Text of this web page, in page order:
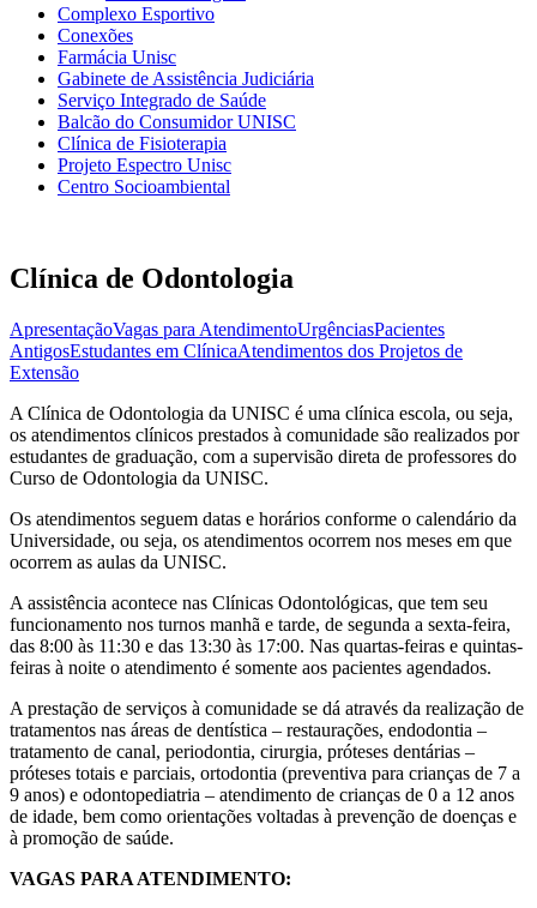
Complexo Esportivo
Conexões
Farmácia Unisc
Gabinete de Assistência Judiciária
Serviço Integrado de Saúde
Balcão do Consumidor UNISC
Clínica de Fisioterapia
Projeto Espectro Unisc
Centro Socioambiental
Clínica de Odontologia
ApresentaçãoVagas para AtendimentoUrgênciasPacientes
AntigosEstudantes em ClínicaAtendimentos dos Projetos de
Extensão
A Clínica de Odontologia da UNISC é uma clínica escola, ou seja,
os atendimentos clínicos prestados à comunidade são realizados por
estudantes de graduação, com a supervisão direta de professores do
Curso de Odontologia da UNISC.
Os atendimentos seguem datas e horários conforme o calendário da
Universidade, ou seja, os atendimentos ocorrem nos meses em que
ocorrem as aulas da UNISC.
A assistência acontece nas Clínicas Odontológicas, que tem seu
funcionamento nos turnos manhã e tarde, de segunda a sexta-feira,
das 8:00 às 11:30 e das 13:30 às 17:00. Nas quartas-feiras e quintas-
feiras à noite o atendimento é somente aos pacientes agendados.
A prestação de serviços à comunidade se dá através da realização de
tratamentos nas áreas de dentística – restaurações, endodontia –
tratamento de canal, periodontia, cirurgia, próteses dentárias –
próteses totais e parciais, ortodontia (preventiva para crianças de 7 a
9 anos) e odontopediatria – atendimento de crianças de 0 a 12 anos
de idade, bem como orientações voltadas à prevenção de doenças e
à promoção de saúde.
VAGAS PARA ATENDIMENTO: